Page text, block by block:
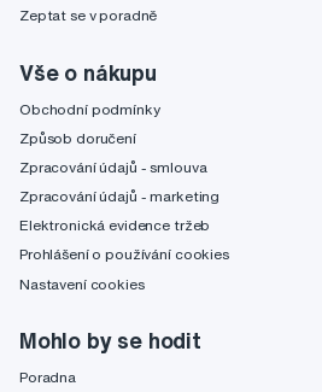
Zeptat se v poradně
Vše o nákupu
Obchodní podmínky
Způsob doručení
Zpracování údajů - smlouva
Zpracování údajů - marketing
Elektronická evidence tržeb
Prohlášení o používání cookies
Nastavení cookies
Mohlo by se hodit
Poradna